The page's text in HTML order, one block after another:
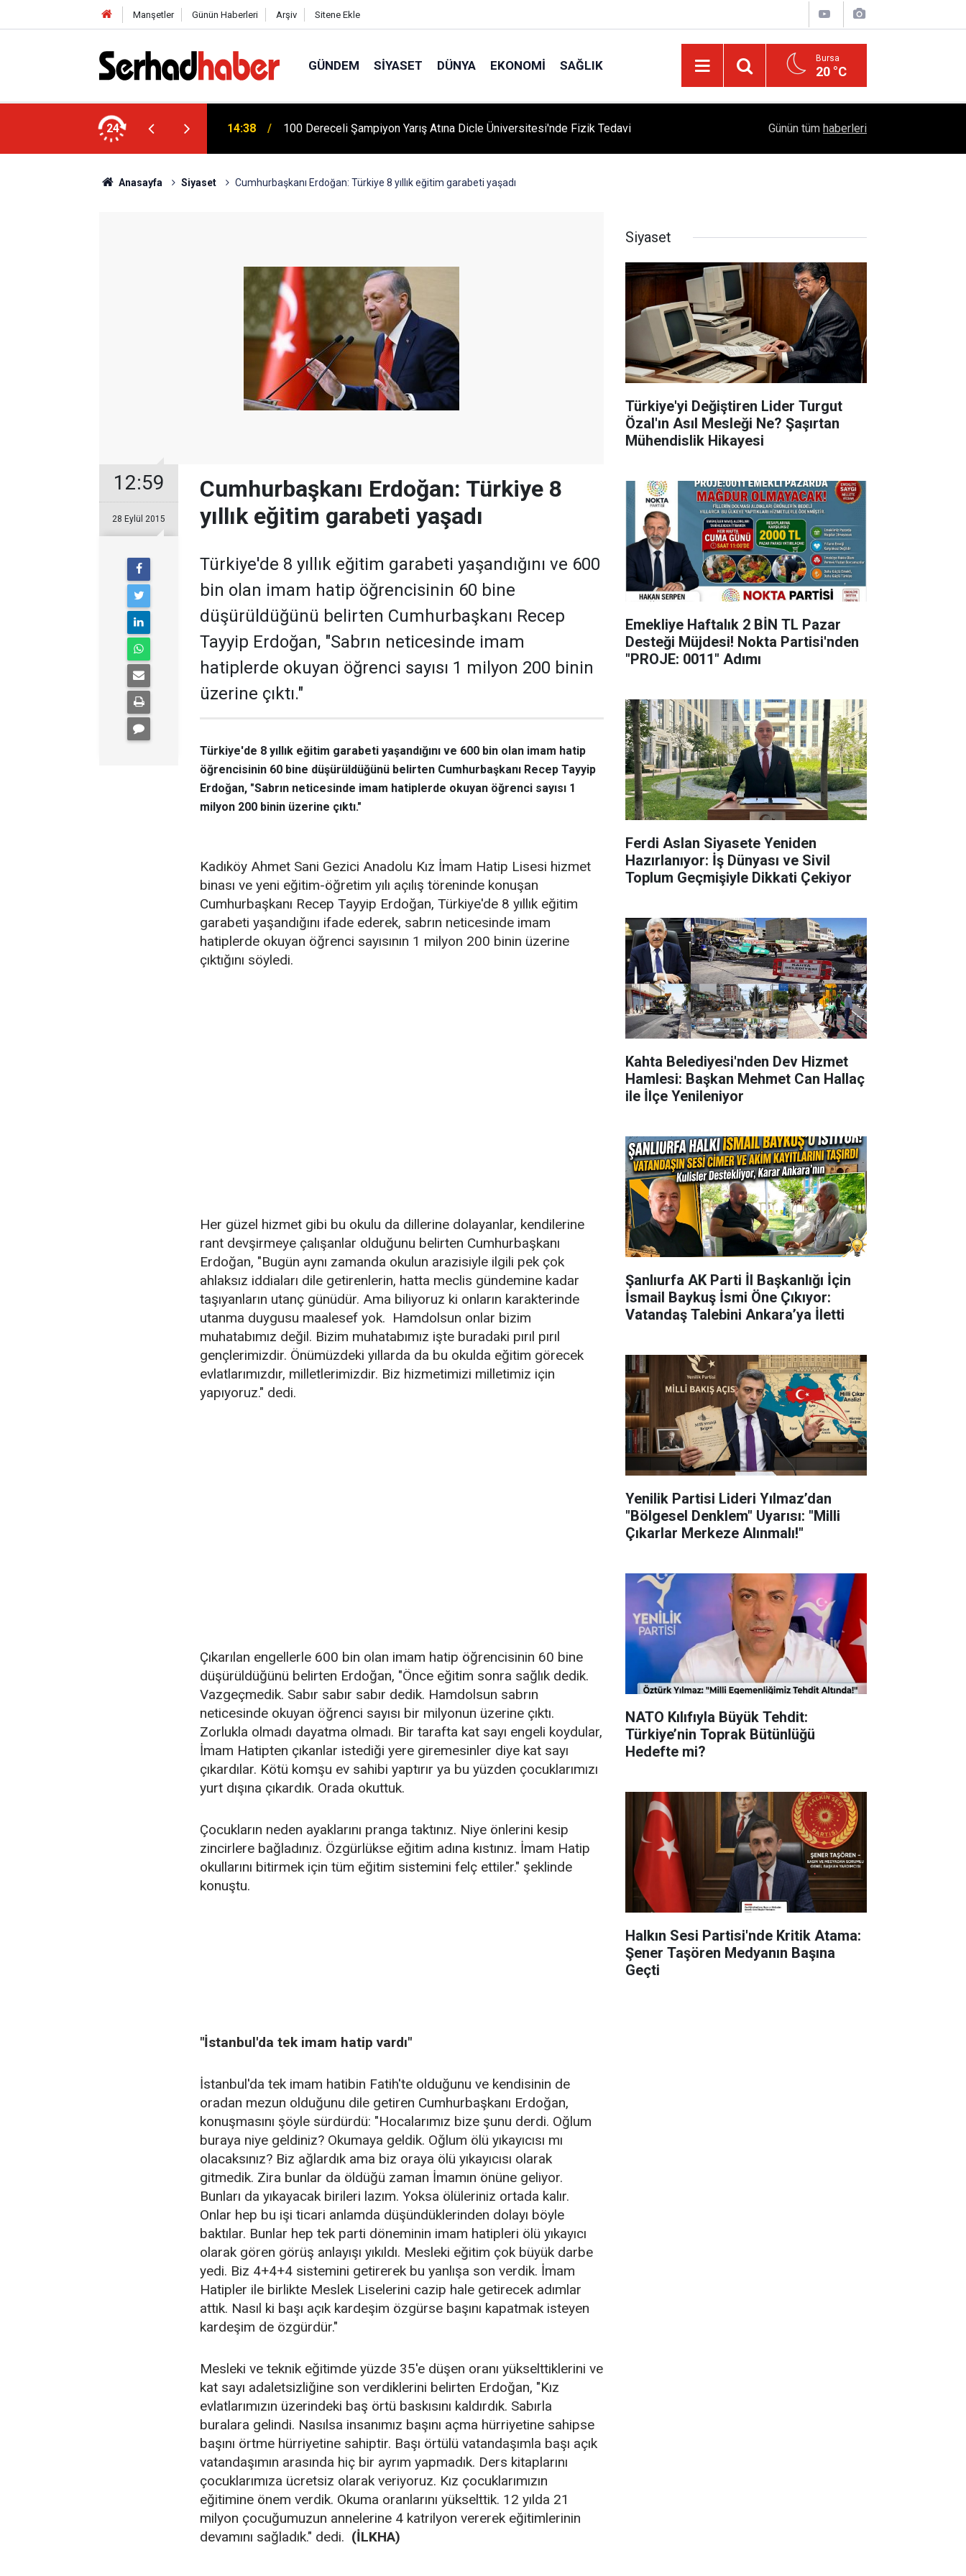
Manşetler Günün Haberleri Arşiv Sitene Ekle
GÜNDEM SIYASET DÜNYA EKONOMI SAĞLIK Bursa
20 °C
24
Gökalp Eğitim Fakültesi Yeni
14:38 100 Dereceli Şampiyon Yarış Atına Dicle Üniversitesi'nde Fizik Tedavi
Mühendislik Hikayesi
Günün tüm haberleri
Anasayfa Siyaset Cumhurbaşkanı Erdoğan: Türkiye 8 yıllık eğitim garabeti yaşadı
12:59
28 Eylül 2015
Cumhurbaşkanı Erdoğan: Türkiye 8
yıllık eğitim garabeti yaşadı
Türkiye'de 8 yıllık eğitim garabeti yaşandığını ve 600
bin olan imam hatip öğrencisinin 60 bine
düşürüldüğünü belirten Cumhurbaşkanı Recep
Tayyip Erdoğan, "Sabrın neticesinde imam
hatiplerde okuyan öğrenci sayısı 1 milyon 200 binin
üzerine çıktı."
Türkiye'de 8 yıllık eğitim garabeti yaşandığını ve 600 bin olan imam hatip
öğrencisinin 60 bine düşürüldüğünü belirten Cumhurbaşkanı Recep Tayyip
Erdoğan, "Sabrın neticesinde imam hatiplerde okuyan öğrenci sayısı 1
milyon 200 binin üzerine çıktı."
Kadıköy Ahmet Sani Gezici Anadolu Kız İmam Hatip Lisesi hizmet
binası ve yeni eğitim-öğretim yılı açılış töreninde konuşan
Cumhurbaşkanı Recep Tayyip Erdoğan, Türkiye'de 8 yıllık eğitim
garabeti yaşandığını ifade ederek, sabrın neticesinde imam
hatiplerde okuyan öğrenci sayısının 1 milyon 200 binin üzerine
çıktığını söyledi.
Her güzel hizmet gibi bu okulu da dillerine dolayanlar, kendilerine
rant devşirmeye çalışanlar olduğunu belirten Cumhurbaşkanı
Erdoğan, "Bugün aynı zamanda okulun arazisiyle ilgili pek çok
ahlaksız iddiaları dile getirenlerin, hatta meclis gündemine kadar
taşıyanların utanç günüdür. Ama biliyoruz ki onların karakterinde
utanma duygusu maalesef yok. Hamdolsun onlar bizim
muhatabımız değil. Bizim muhatabımız işte buradaki pırıl pırıl
gençlerimizdir. Önümüzdeki yıllarda da bu okulda eğitim görecek
evlatlarımızdır, milletlerimizdir. Biz hizmetimizi milletimiz için
yapıyoruz." dedi.
Çıkarılan engellerle 600 bin olan imam hatip öğrencisinin 60 bine
düşürüldüğünü belirten Erdoğan, "Önce eğitim sonra sağlık dedik.
Vazgeçmedik. Sabır sabır sabır dedik. Hamdolsun sabrın
neticesinde okuyan öğrenci sayısı bir milyonun üzerine çıktı.
Zorlukla olmadı dayatma olmadı. Bir tarafta kat sayı engeli koydular,
İmam Hatipten çıkanlar istediği yere giremesinler diye kat sayı
çıkardılar. Kötü komşu ev sahibi yaptırır ya bu yüzden çocuklarımızı
yurt dışına çıkardık. Orada okuttuk.
Çocukların neden ayaklarını pranga taktınız. Niye önlerini kesip
zincirlere bağladınız. Özgürlükse eğitim adına kıstınız. İmam Hatip
okullarını bitirmek için tüm eğitim sistemini felç ettiler." şeklinde
konuştu.
"İstanbul'da tek imam hatip vardı"
İstanbul'da tek imam hatibin Fatih'te olduğunu ve kendisinin de
oradan mezun olduğunu dile getiren Cumhurbaşkanı Erdoğan,
konuşmasını şöyle sürdürdü: "Hocalarımız bize şunu derdi. Oğlum
buraya niye geldiniz? Okumaya geldik. Oğlum ölü yıkayıcısı mı
olacaksınız? Biz ağlardık ama biz oraya ölü yıkayıcısı olarak
gitmedik. Zira bunlar da öldüğü zaman İmamın önüne geliyor.
Bunları da yıkayacak birileri lazım. Yoksa ölüleriniz ortada kalır.
Onlar hep bu işi ticari anlamda düşündüklerinden dolayı böyle
baktılar. Bunlar hep tek parti döneminin imam hatipleri ölü yıkayıcı
olarak gören görüş anlayışı yıkıldı. Mesleki eğitim çok büyük darbe
yedi. Biz 4+4+4 sistemini getirerek bu yanlışa son verdik. İmam
Hatipler ile birlikte Meslek Liselerini cazip hale getirecek adımlar
attık. Nasıl ki başı açık kardeşim özgürse başını kapatmak isteyen
kardeşim de özgürdür."
Mesleki ve teknik eğitimde yüzde 35'e düşen oranı yükselttiklerini ve
kat sayı adaletsizliğine son verdiklerini belirten Erdoğan, "Kız
evlatlarımızın üzerindeki baş örtü baskısını kaldırdık. Sabırla
buralara gelindi. Nasılsa insanımız başını açma hürriyetine sahipse
başını örtme hürriyetine sahiptir. Başı örtülü vatandaşımla başı açık
vatandaşımın arasında hiç bir ayrım yapmadık. Ders kitaplarını
çocuklarımıza ücretsiz olarak veriyoruz. Kız çocuklarımızın
eğitimine önem verdik. Okuma oranlarını yükselttik. 12 yılda 21
milyon çocuğumuzun annelerine 4 katrilyon vererek eğitimlerinin
devamını sağladık." dedi. (İLKHA)
Siyaset
Türkiye'yi Değiştiren Lider Turgut
Özal'ın Asıl Mesleği Ne? Şaşırtan
Mühendislik Hikayesi
Emekliye Haftalık 2 BİN TL Pazar
Desteği Müjdesi! Nokta Partisi'nden
"PROJE: 0011" Adımı
Ferdi Aslan Siyasete Yeniden
Hazırlanıyor: İş Dünyası ve Sivil
Toplum Geçmişiyle Dikkati Çekiyor
Kahta Belediyesi'nden Dev Hizmet
Hamlesi: Başkan Mehmet Can Hallaç
ile İlçe Yenileniyor
Şanlıurfa AK Parti İl Başkanlığı İçin
İsmail Baykuş İsmi Öne Çıkıyor:
Vatandaş Talebini Ankara’ya İletti
Yenilik Partisi Lideri Yılmaz’dan
"Bölgesel Denklem" Uyarısı: "Milli
Çıkarlar Merkeze Alınmalı!"
NATO Kılıfıyla Büyük Tehdit:
Türkiye’nin Toprak Bütünlüğü
Hedefte mi?
Halkın Sesi Partisi'nde Kritik Atama:
Şener Taşören Medyanın Başına
Geçti